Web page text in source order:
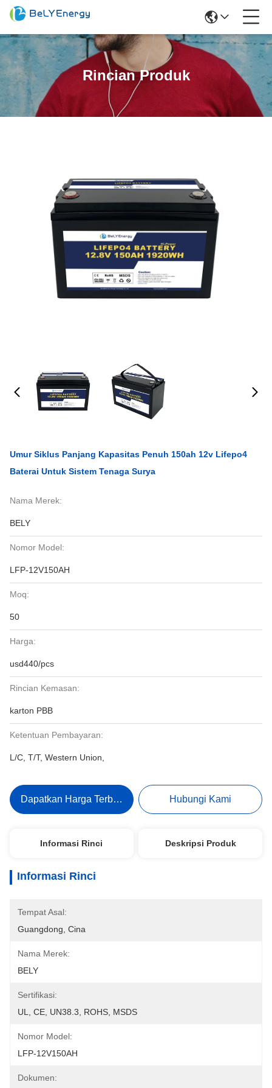
Rincian Produk
Umur Siklus Panjang Kapasitas Penuh 150ah 12v Lifepo4
Baterai Untuk Sistem Tenaga Surya
Nama Merek:
BELY
Nomor Model:
LFP-12V150AH
Moq:
50
Harga:
usd440/pcs
Rincian Kemasan:
karton PBB
Ketentuan Pembayaran:
L/C, T/T, Western Union,
Dapatkan Harga Terbaik Hubungi Kami
Informasi Rinci Deskripsi Produk
Informasi Rinci
Tempat Asal:
Guangdong, Cina
Nama Merek:
BELY
Sertifikasi:
UL, CE, UN38.3, ROHS, MSDS
Nomor Model:
LFP-12V150AH
Dokumen: